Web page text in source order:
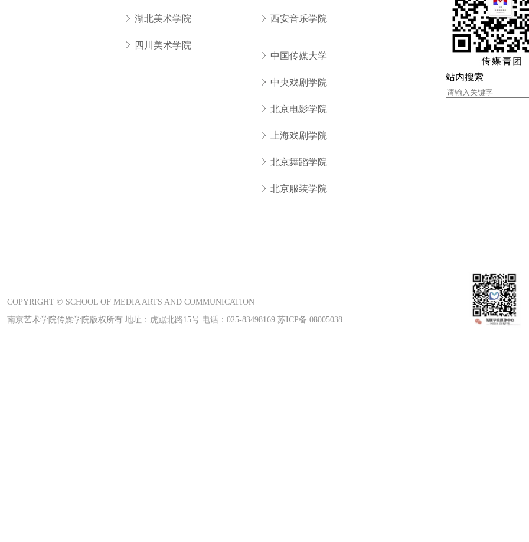
湖北美术学院
四川美术学院
西安音乐学院
中国传媒大学
中央戏剧学院
北京电影学院
上海戏剧学院
北京舞蹈学院
北京服装学院
站内搜索
COPYRIGHT © SCHOOL OF MEDIA ARTS AND COMMUNICATION
南京艺术学院传媒学院版权所有 地址：虎踞北路15号 电话：025-83498169 苏ICP备 08005038